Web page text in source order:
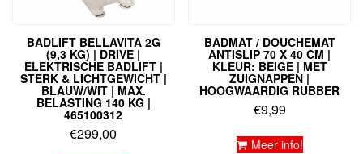
BADLIFT BELLAVITA 2G
(9,3 KG) | DRIVE |
ELEKTRISCHE BADLIFT |
STERK & LICHTGEWICHT |
BLAUW/WIT | MAX.
BELASTING 140 KG |
465100312
€299,00
BADMAT / DOUCHEMAT
ANTISLIP 70 X 40 CM |
KLEUR: BEIGE | MET
ZUIGNAPPEN |
HOOGWAARDIG RUBBER
€9,99
Meer info!